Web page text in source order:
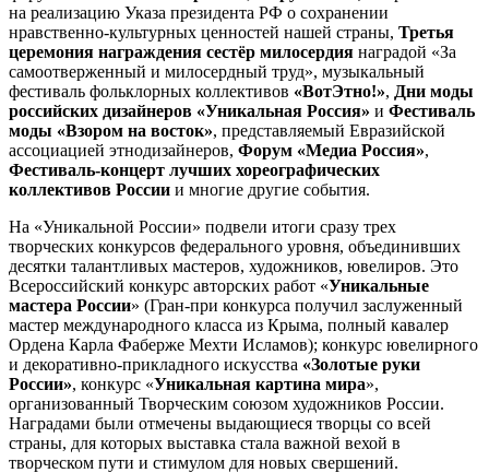
на реализацию Указа президента РФ о сохранении
нравственно-культурных ценностей нашей страны, Третья
церемония награждения сестёр милосердия наградой «За
самоотверженный и милосердный труд», музыкальный
фестиваль фольклорных коллективов «ВотЭтно!», Дни моды
российских дизайнеров «Уникальная Россия» и Фестиваль
моды «Взором на восток», представляемый Евразийской
ассоциацией этнодизайнеров, Форум «Медиа Россия»,
Фестиваль-концерт лучших хореографических
коллективов России и многие другие события.
На «Уникальной России» подвели итоги сразу трех
творческих конкурсов федерального уровня, объединивших
десятки талантливых мастеров, художников, ювелиров. Это
Всероссийский конкурс авторских работ «Уникальные
мастера России» (Гран-при конкурса получил заслуженный
мастер международного класса из Крыма, полный кавалер
Ордена Карла Фаберже Мехти Исламов); конкурс ювелирного
и декоративно-прикладного искусства «Золотые руки
России», конкурс «Уникальная картина мира»,
организованный Творческим союзом художников России.
Наградами были отмечены выдающиеся творцы со всей
страны, для которых выставка стала важной вехой в
творческом пути и стимулом для новых свершений.